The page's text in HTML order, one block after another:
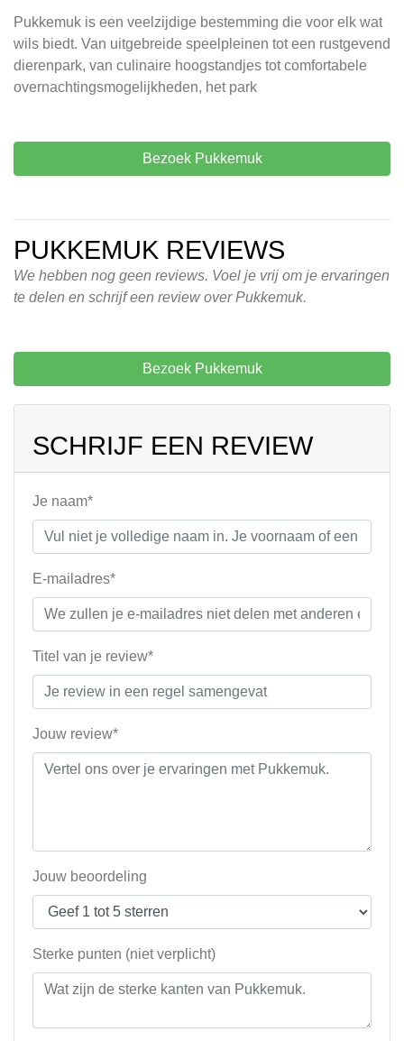
Pukkemuk is een veelzijdige bestemming die voor elk wat
wils biedt. Van uitgebreide speelpleinen tot een rustgevend
dierenpark, van culinaire hoogstandjes tot comfortabele
overnachtingsmogelijkheden, het park
Bezoek Pukkemuk
PUKKEMUK REVIEWS
We hebben nog geen reviews. Voel je vrij om je ervaringen
te delen en schrijf een review over Pukkemuk.
Bezoek Pukkemuk
SCHRIJF EEN REVIEW
Je naam*
E-mailadres*
Titel van je review*
Jouw review*
Jouw beoordeling
Sterke punten (niet verplicht)